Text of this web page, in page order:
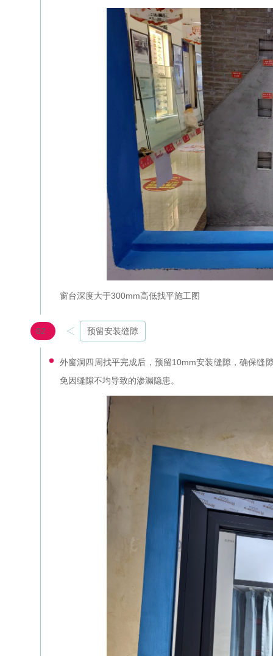
窗台深度大于300mm高低找平施工图
02 预留安装缝隙
外窗洞四周找平完成后，预留10mm安装缝隙，确保缝
免因缝隙不均导致的渗漏隐患。